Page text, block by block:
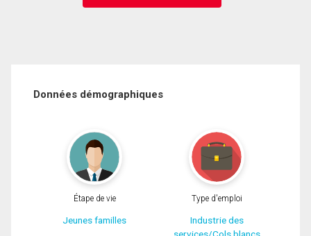
Données démographiques
Étape de vie
Jeunes familles
Type d'emploi
Industrie des
services/Cols blancs